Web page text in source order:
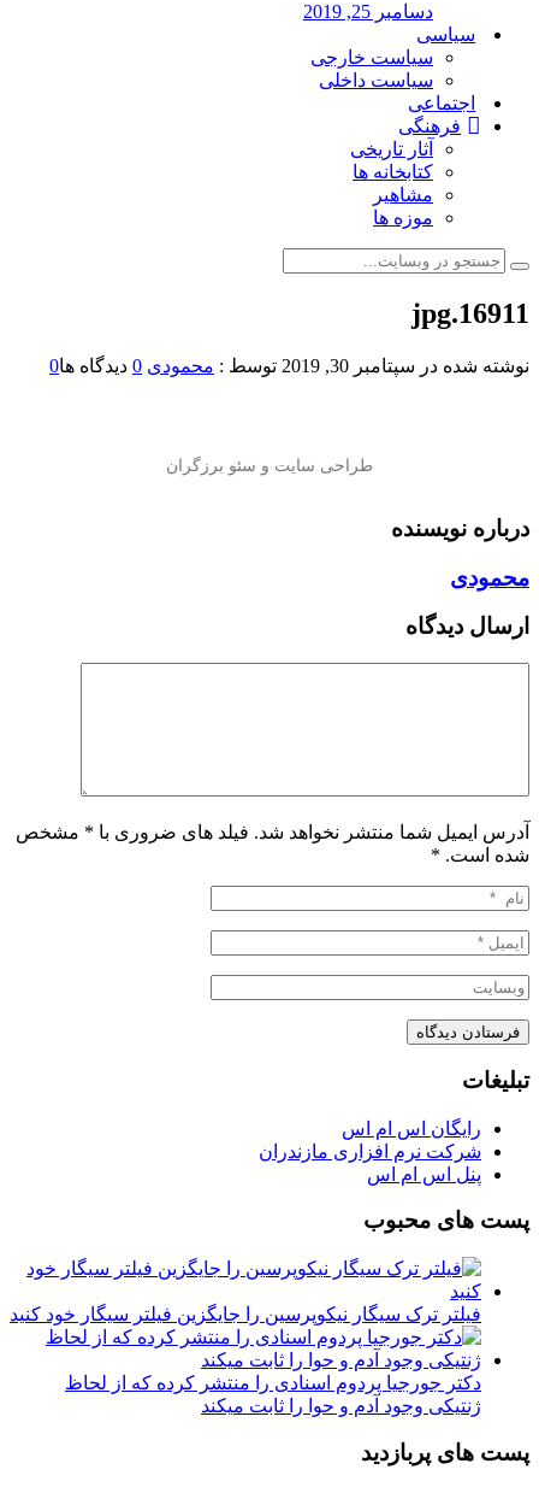
دسامبر 25, 2019
سیاسی
سیاست خارجی
سیاست داخلی
اجتماعی
فرهنگی
آثار تاریخی
کتابخانه ها
مشاهیر
موزه ها
16911.jpg
نوشته شده در سپتامبر 30, 2019 توسط : محمودی 0 دیدگاه ها0
درباره نویسنده
محمودی
ارسال دیدگاه
آدرس ایمیل شما منتشر نخواهد شد. فیلد های ضروری با * مشخص
شده است. *
تبلیغات
رایگان اس ام اس
شرکت نرم افزاری مازندران
پنل اس ام اس
پست های محبوب
فیلتر ترک سیگار نیکوپرسین را جایگزین فیلتر سیگار خود کنید
دکتر جورجیا پردوم اسنادی را منتشر کرده که از لحاظ
ژنتیکی وجود آدم و حوا را ثابت میکند
پست های پربازدید